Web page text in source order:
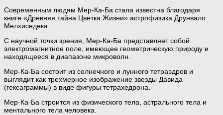
Современным людям Мер-Ка-Ба стала известна благодаря
книге «Древняя тайна Цветка Жизни» астрофизика Друнвало
Мелхиседека.
С научной точки зрения, Мер-Ка-Ба представляет собой
электромагнитное поле, имеющее геометрическую природу и
находящееся в диапазоне микроволн.
Мер-Ка-Ба состоит из солнечного и лунного тетраэдров и
выглядит как трехмерное изображение звезды Давида
(гексаграммы) в виде фигуры тетрахедрона.
Мер-Ка-Ба строится из физического тела, астрального тела и
ментального тела человека.